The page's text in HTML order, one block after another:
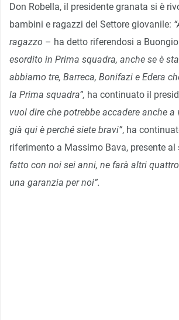
Don Robella, il presidente granata si è
bambini e ragazzi del Settore giovanile:
ragazzo – ha detto riferendosi a
esordito in Prima squadra, anche se è
abbiamo tre, Barreca, Bonifazi e Edera
la Prima squadra”, ha continuato il
vuol dire che potrebbe accadere anche a
già qui è perché siete bravi”, ha
riferimento a Massimo Bava, presente al
fatto con noi sei anni, ne farà altri
una garanzia per noi”.